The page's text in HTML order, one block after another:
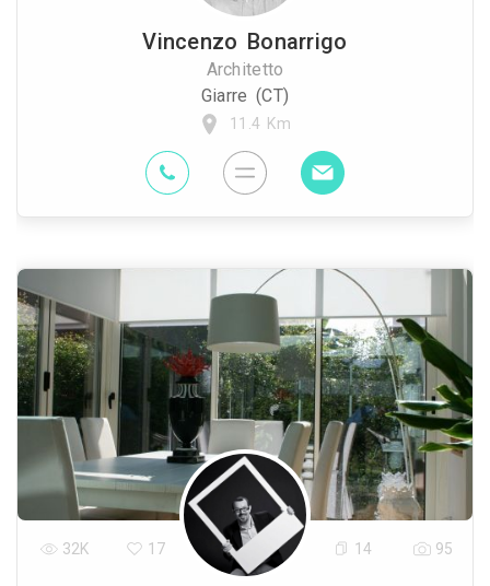
Vincenzo Bonarrigo
Architetto
Giarre (CT)
11.4 Km
32K 17 14 95